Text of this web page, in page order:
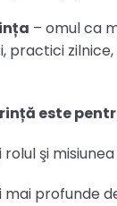
– omul ca
practici
este
rolul şi
mai profunde